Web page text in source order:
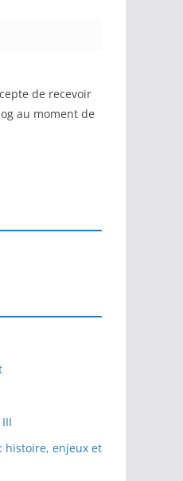
de recevoir
au moment de
histoire, enjeux et